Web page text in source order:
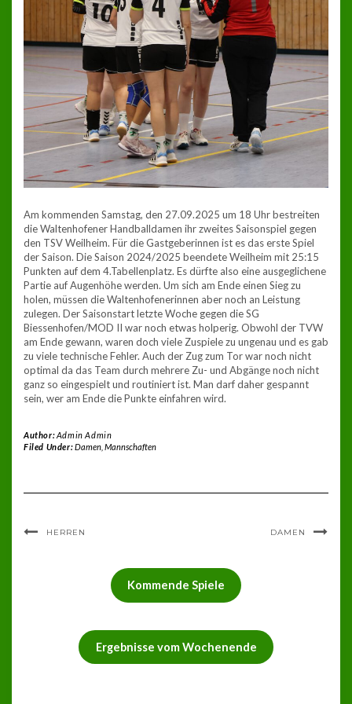
Am kommenden Samstag, den 27.09.2025 um 18 Uhr bestreiten
die Waltenhofener Handballdamen ihr zweites Saisonspiel gegen
den TSV Weilheim. Für die Gastgeberinnen ist es das erste Spiel
der Saison. Die Saison 2024/2025 beendete Weilheim mit 25:15
Punkten auf dem 4.Tabellenplatz. Es dürfte also eine ausgeglichene
Partie auf Augenhöhe werden. Um sich am Ende einen Sieg zu
holen, müssen die Waltenhofenerinnen aber noch an Leistung
zulegen. Der Saisonstart letzte Woche gegen die SG
Biessenhofen/MOD II war noch etwas holperig. Obwohl der TVW
am Ende gewann, waren doch viele Zuspiele zu ungenau und es gab
zu viele technische Fehler. Auch der Zug zum Tor war noch nicht
optimal da das Team durch mehrere Zu- und Abgänge noch nicht
ganz so eingespielt und routiniert ist. Man darf daher gespannt
sein, wer am Ende die Punkte einfahren wird.
Author:Admin Admin
Filed Under:Damen, Mannschaften
HERREN DAMEN
Kommende Spiele
Ergebnisse vom Wochenende